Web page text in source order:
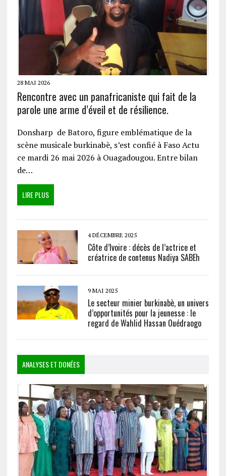
28 MAI 2026
Rencontre avec un panafricaniste qui fait de la
parole une arme d’éveil et de résilience.
Donsharp de Batoro, figure emblématique de la
scène musicale burkinabè, s’est confié à Faso Actu
ce mardi 26 mai 2026 à Ouagadougou. Entre bilan
de…
LIRE PLUS
4 DÉCEMBRE 2025
Côte d’Ivoire : décès de l’actrice et
créatrice de contenus Nadiya SABEh
9 MAI 2025
Le secteur minier burkinabè, un univers
d’opportunités pour la jeunesse : le
regard de Wahlid Hassan Ouédraogo
ANALYSES ET DONÉES